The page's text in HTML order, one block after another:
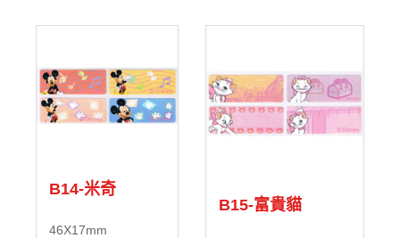
B14-米奇
46X17mm
B15-富貴貓